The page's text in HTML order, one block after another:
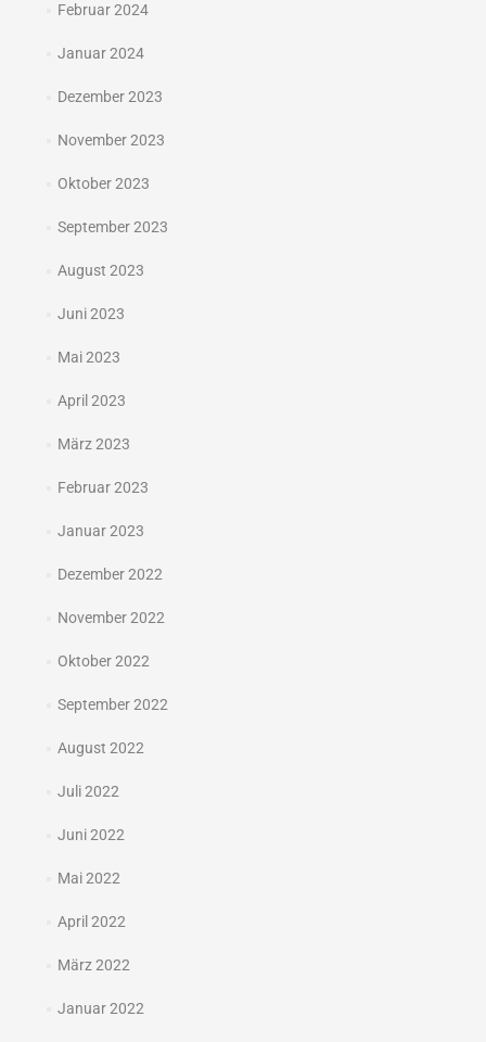
Februar 2024
Januar 2024
Dezember 2023
November 2023
Oktober 2023
September 2023
August 2023
Juni 2023
Mai 2023
April 2023
März 2023
Februar 2023
Januar 2023
Dezember 2022
November 2022
Oktober 2022
September 2022
August 2022
Juli 2022
Juni 2022
Mai 2022
April 2022
März 2022
Januar 2022